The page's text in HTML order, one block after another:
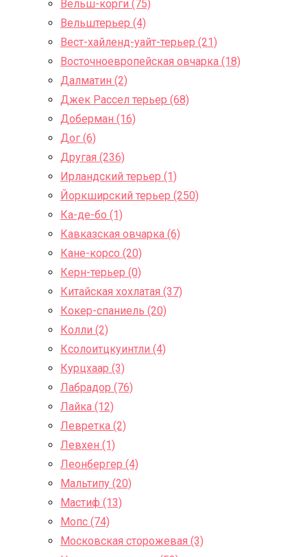
Вельш-корги (75)
Вельштерьер (4)
Вест-хайленд-уайт-терьер (21)
Восточноевропейская овчарка (18)
Далматин (2)
Джек Рассел терьер (68)
Доберман (16)
Дог (6)
Другая (236)
Ирландский терьер (1)
Йоркширский терьер (250)
Ка-де-бо (1)
Кавказская овчарка (6)
Кане-корсо (20)
Керн-терьер (0)
Китайская хохлатая (37)
Кокер-спаниель (20)
Колли (2)
Ксолоитцкуинтли (4)
Курцхаар (3)
Лабрадор (76)
Лайка (12)
Левретка (2)
Левхен (1)
Леонбергер (4)
Мальтипу (20)
Мастиф (13)
Мопс (74)
Московская сторожевая (3)